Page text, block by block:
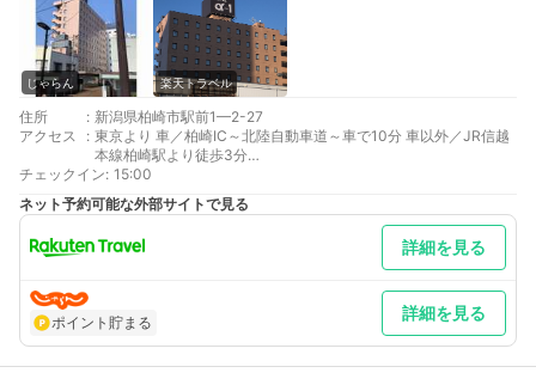
じゃらん 楽天トラベル
住所 : 新潟県柏崎市駅前1—2-27
アクセス
: 東京より 車／柏崎IC～北陸自動車道～車で10分 車以外／JR信越
本線柏崎駅より徒歩3分
最寄り駅１ 柏崎
最寄り駅２ 柏崎
補足 車／乗用車79台※ 駐車場はご滞在中を含め、先着順でのご
利用をお願い致しております。※ 満車・規格外の場合には近隣
駐車場をご案内申し上げます。（料金はお客様負担となりま
す。）※ 大型車でのお越しに就きましては予めご相談下さいま
チェックイン: 15:00
ネット予約可能な外部サイトで見る
詳細を見る
ポイント貯まる 詳細を見る